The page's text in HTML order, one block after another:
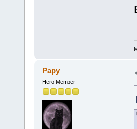
Papy
Hero Member